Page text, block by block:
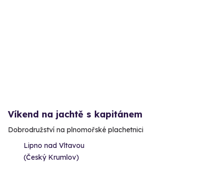
Víkend na jachtě s kapitánem
Dobrodružství na plnomořské plachetnici
Lipno nad Vltavou
(Český Krumlov)